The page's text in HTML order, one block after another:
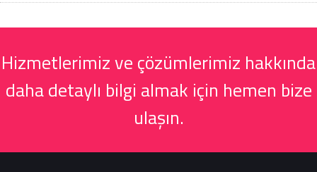
Hizmetlerimiz ve çözümlerimiz hakkında
daha detaylı bilgi almak için hemen bize
ulaşın.